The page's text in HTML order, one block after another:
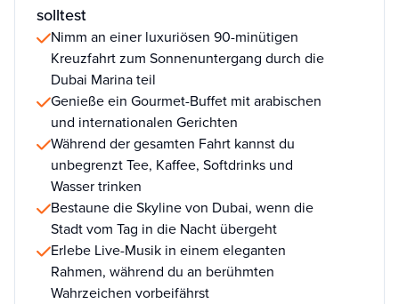
solltest
Nimm an einer luxuriösen 90-minütigen
Kreuzfahrt zum Sonnenuntergang durch die
Dubai Marina teil
Genieße ein Gourmet-Buffet mit arabischen
und internationalen Gerichten
Während der gesamten Fahrt kannst du
unbegrenzt Tee, Kaffee, Softdrinks und
Wasser trinken
Bestaune die Skyline von Dubai, wenn die
Stadt vom Tag in die Nacht übergeht
Erlebe Live-Musik in einem eleganten
Rahmen, während du an berühmten
Wahrzeichen vorbeifährst